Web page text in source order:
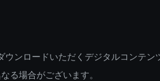
ンロードいただくデジタルコンテン
る場合がございます。